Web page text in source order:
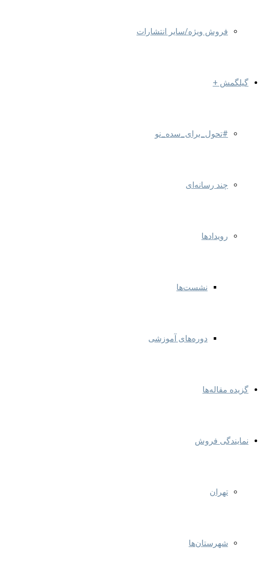
فروش ویژه/سایر انتشارات
گیلگمش +
#تحول_برای_سده_نو
چند رسانه‌ای
رویدادها
نشست‌ها
دوره‌های آموزشی
گزیده مقاله‌ها
نمایندگی‌ فروش
تهران
شهرستان‌ها